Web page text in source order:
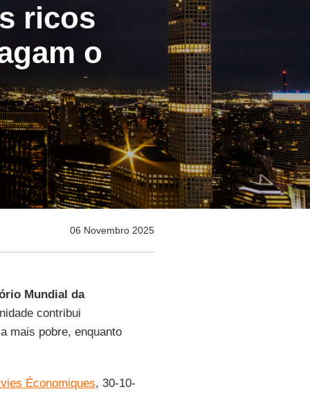
ricos
o
06 Novembro 2025
Mundial da
contribui
mais pobre, enquanto
Économiques, 30-10-